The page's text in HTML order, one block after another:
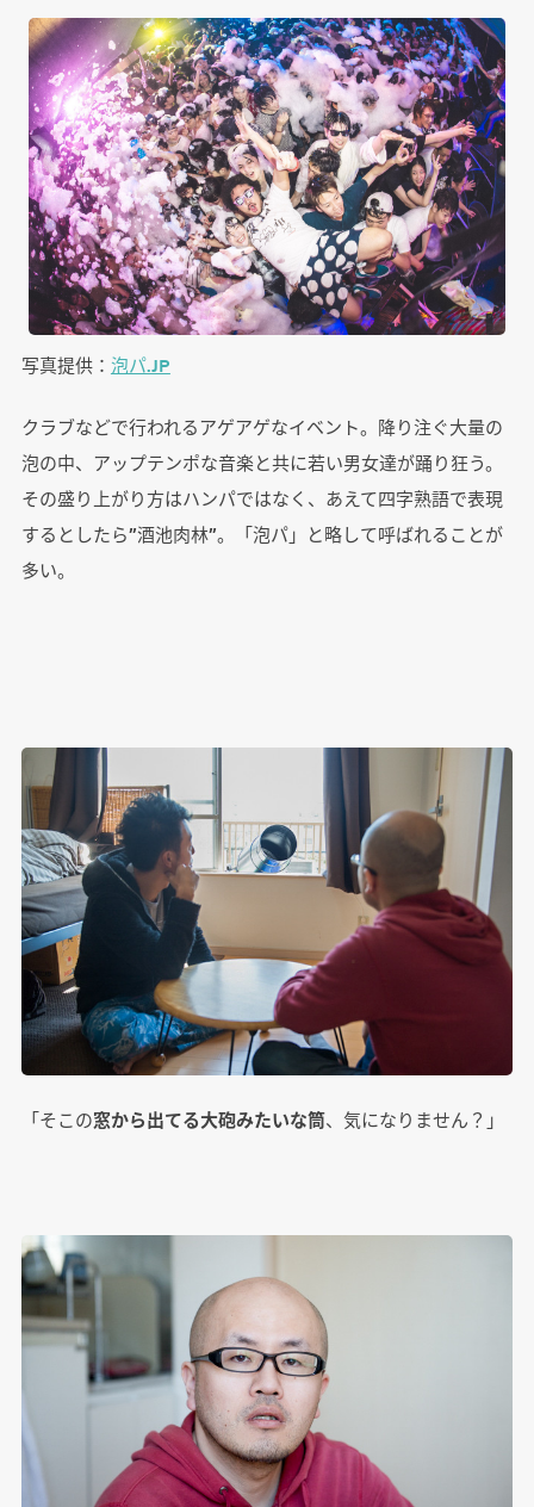
写真提供： 泡パ.JP
クラブなどで行われるアゲアゲなイベント。降り注ぐ大量の
泡の中、アップテンポな音楽と共に若い男女達が踊り狂う。
その盛り上がり方はハンパではなく、あえて四字熟語で表現
するとしたら”酒池肉林”。「泡パ」と略して呼ばれることが
多い。
「そこの窓から出てる大砲みたいな筒、気になりません？」